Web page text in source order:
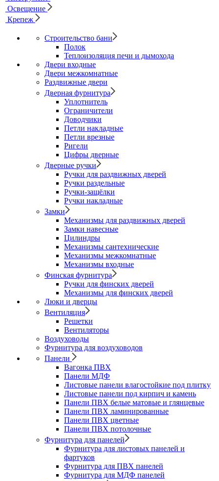
Освещение
Крепеж
Строительство бани
Полок
Теплоизоляция печи и дымохода
Двери входные
Двери межкомнатные
Раздвижные двери
Дверная фурнитура
Уплотнитель
Ограничители
Доводчики
Петли накладные
Петли врезные
Ригели
Цифры дверные
Дверные ручки
Ручки для раздвижных дверей
Ручки раздельные
Ручки-защёлки
Ручки накладные
Замки
Механизмы для раздвижных дверей
Замки навесные
Цилиндры
Механизмы сантехнические
Механизмы межкомнатные
Механизмы входные
Финская фурнитура
Ручки для финских дверей
Механизмы для финских дверей
Люки и дверцы
Вентиляция
Решетки
Вентиляторы
Воздуховоды
Фурнитура для воздуховодов
Панели
Вагонка ПВХ
Панели МДФ
Листовые панели влагостойкие под плитку
Листовые панели под кирпич и камень
Панели ПВХ белые матовые и глянцевые
Панели ПВХ ламинированные
Панели ПВХ цветные
Панели ПВХ потолочные
Фурнитура для панелей
Фурнитура для листовых панелей и
фартуков
Фурнитура для ПВХ панелей
Фурнитура для МДФ панелей